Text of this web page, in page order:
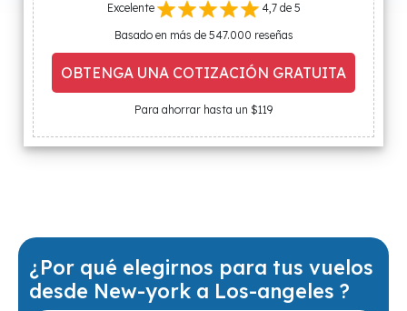
Excelente
4,7 de 5
Basado en más de 547.000 reseñas
OBTENGA UNA COTIZACIÓN GRATUITA
Para ahorrar hasta un $119
¿Por qué elegirnos para tus vuelos
desde New-york a Los-angeles ?